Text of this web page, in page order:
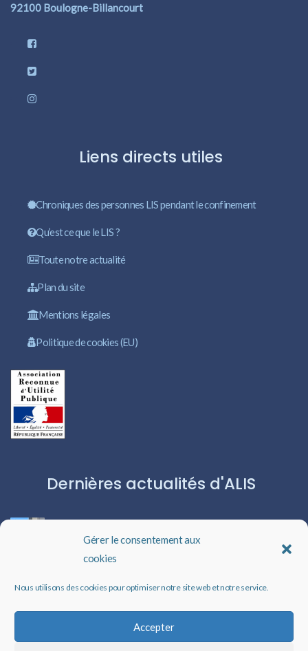
Gérer le consentement aux
cookies
Nous utilisons des cookies pour optimiser notre site web et notre service.
Accepter
92100 Boulogne-Billancourt
Liens directs utiles
Chroniques des personnes LIS pendant le confinement
Qu’est ce que le LIS ?
Toute notre actualité
Plan du site
Mentions légales
Politique de cookies (EU)
Dernières actualités d'ALIS
Les livres audio : une porte ouverte sur l’évasion